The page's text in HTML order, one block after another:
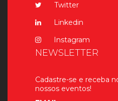
Twitter
Linkedin
Instagram
NEWSLETTER
Cadastre-se e receba
nossos eventos!